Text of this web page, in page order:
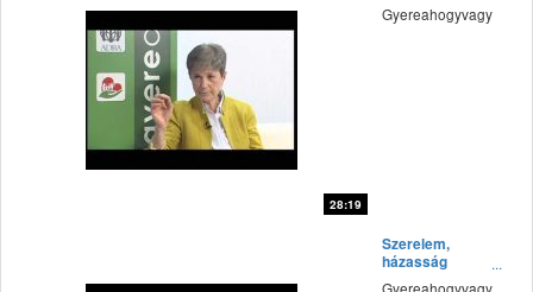
28:19
Gyereahogyvagy
Szerelem,
házasság
idősebb korban